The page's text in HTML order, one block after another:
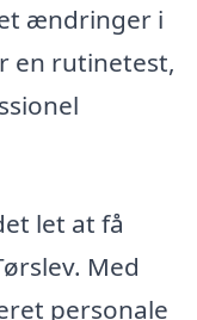
ændringer i
en rutinetest,
let at få
Med
personale